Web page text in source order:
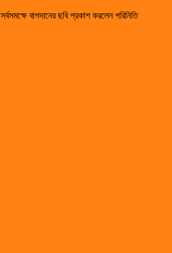
সর্বসমক্ষে বাগদানের ছবি প্রকাশ করলেন পরিনিতি